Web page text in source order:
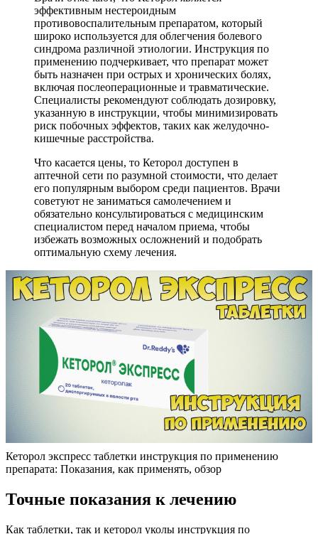
эффективным нестероидным
противовоспалительным препаратом, который
широко используется для облегчения болевого
синдрома различной этиологии. Инструкция по
применению подчеркивает, что препарат может
быть назначен при острых и хронических болях,
включая послеоперационные и травматические.
Специалисты рекомендуют соблюдать дозировку,
указанную в инструкции, чтобы минимизировать
риск побочных эффектов, таких как желудочно-
кишечные расстройства.
Что касается цены, то Кеторол доступен в
аптечной сети по разумной стоимости, что делает
его популярным выбором среди пациентов. Врачи
советуют не заниматься самолечением и
обязательно консультироваться с медицинским
специалистом перед началом приема, чтобы
избежать возможных осложнений и подобрать
оптимальную схему лечения.
Кеторол экспресс таблетки инструкция по применению
препарата: Показания, как применять, обзор
Точные показания к лечению
Как таблетки, так и кеторол уколы инструкция по